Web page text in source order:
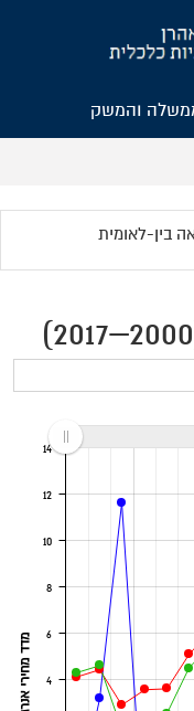
והמשק
בין-לאומית
4
6
8
10
12
14
מדד מחירי אנרגיה